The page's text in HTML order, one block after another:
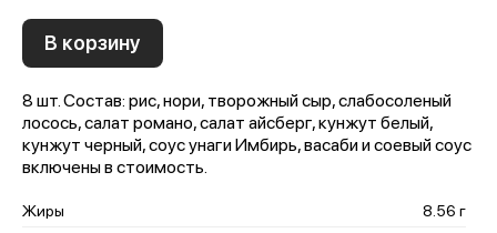
В корзину
8 шт. Состав: рис, нори, творожный сыр, слабосоленый
лосось, салат романо, салат айсберг, кунжут белый,
кунжут черный, соус унаги Имбирь, васаби и соевый соус
включены в стоимость.
Жиры
8.56 г